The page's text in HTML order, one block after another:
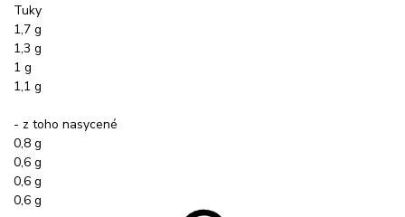
Tuky
1,7 g
1,3 g
1 g
1,1 g
- z toho nasycené
0,8 g
0,6 g
0,6 g
0,6 g